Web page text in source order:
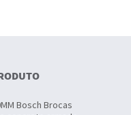
Bosch Brocas